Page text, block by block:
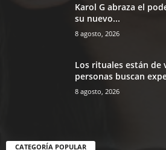
Karol G abraza el
su nuevo...
8 agosto, 2026
Los rituales están de
personas buscan
8 agosto, 2026
CATEGORÍA POPULAR